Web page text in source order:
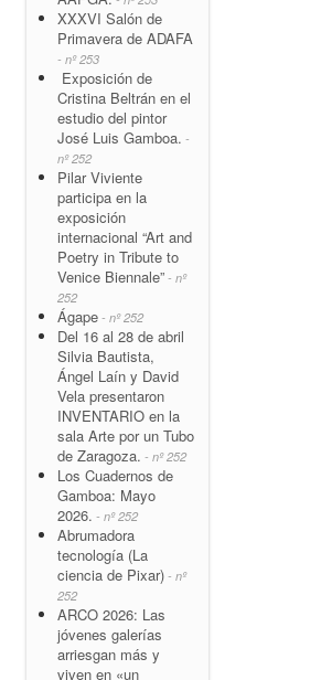
XXXVI Salón de
Primavera de ADAFA
- nº 253
Exposición de
Cristina Beltrán en el
estudio del pintor
José Luis Gamboa. -
nº 252
Pilar Viviente
participa en la
exposición
internacional “Art and
Poetry in Tribute to
Venice Biennale” - nº
252
Ágape - nº 252
Del 16 al 28 de abril
Silvia Bautista,
Ángel Laín y David
Vela presentaron
INVENTARIO en la
sala Arte por un Tubo
de Zaragoza. - nº 252
Los Cuadernos de
Gamboa: Mayo
2026. - nº 252
Abrumadora
tecnología (La
ciencia de Pixar) - nº
252
ARCO 2026: Las
jóvenes galerías
arriesgan más y
viven en «un